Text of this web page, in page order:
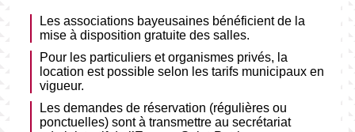
Les associations bayeusaines bénéficient de la
mise à disposition gratuite des salles.
Pour les particuliers et organismes privés, la
location est possible selon les tarifs municipaux en
vigueur.
Les demandes de réservation (régulières ou
ponctuelles) sont à transmettre au secrétariat